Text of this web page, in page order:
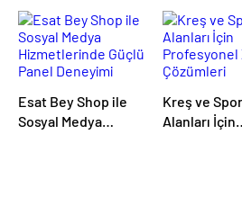
Esat Bey Shop ile
Sosyal Medya
Kreş ve Spor
Alanları İçin